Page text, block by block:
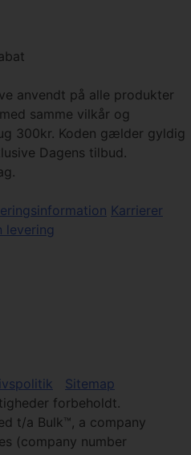
anvendt på alle produkter
samme vilkår og
300kr. Koden gælder gyldig
Dagens tilbud.
Karrierer
levering
Sitemap
forbeholdt.
t/a Bulk™, a company
(company number